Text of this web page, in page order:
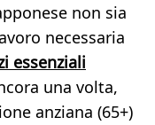
non sia
necessaria
essenziali
una volta,
anziana (65+)